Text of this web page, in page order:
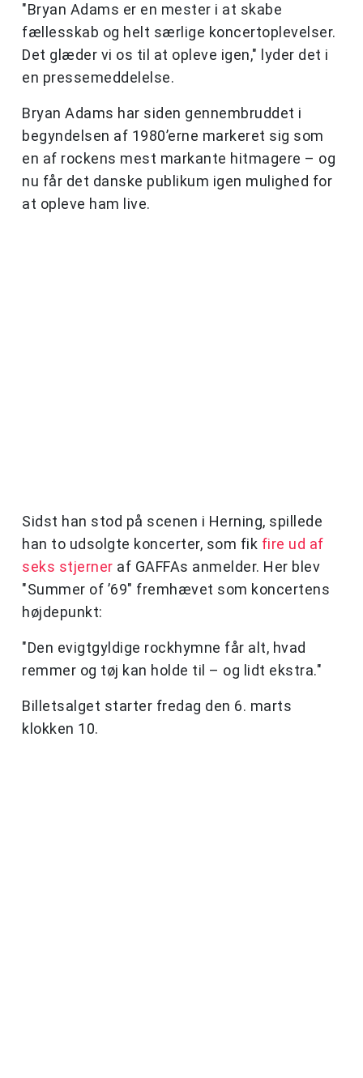
"Bryan Adams er en mester i at skabe
fællesskab og helt særlige koncertoplevelser.
Det glæder vi os til at opleve igen," lyder det i
en pressemeddelelse.
Bryan Adams har siden gennembruddet i
begyndelsen af 1980’erne markeret sig som
en af rockens mest markante hitmagere – og
nu får det danske publikum igen mulighed for
at opleve ham live.
Sidst han stod på scenen i Herning, spillede
han to udsolgte koncerter, som fik fire ud af
seks stjerner af GAFFAs anmelder. Her blev
"Summer of ’69" fremhævet som koncertens
højdepunkt:
"Den evigtgyldige rockhymne får alt, hvad
remmer og tøj kan holde til – og lidt ekstra."
Billetsalget starter fredag den 6. marts
klokken 10.